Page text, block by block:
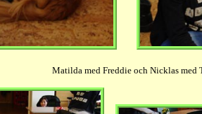
med Freddie och Nicklas med